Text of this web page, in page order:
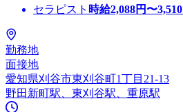
セラピスト 時給2,088円〜3,510
勤務地
面接地
愛知県刈谷市東刈谷町1丁目21-13
野田新町駅、東刈谷駅、重原駅